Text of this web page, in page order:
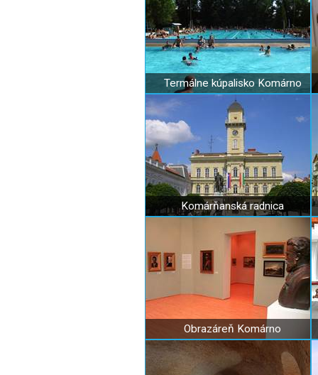
Termálne kúpalisko Komárno
Komárňanská radnica
Obrazáreň Komárno